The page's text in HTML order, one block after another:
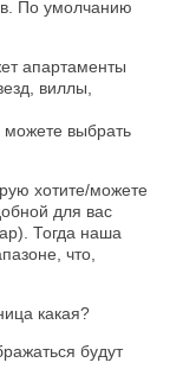
По умолчанию
апартаменты
виллы,
выбрать
хотите/можете
для вас
Тогда наша
что,
какая?
будут